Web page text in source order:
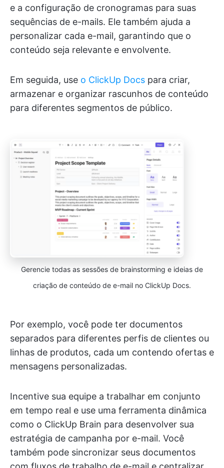
e a configuração de cronogramas para suas
sequências de e-mails. Ele também ajuda a
personalizar cada e-mail, garantindo que o
conteúdo seja relevante e envolvente.
Em seguida, use o ClickUp Docs para criar,
armazenar e organizar rascunhos de conteúdo
para diferentes segmentos de público.
Gerencie todas as sessões de brainstorming e ideias de
criação de conteúdo de e-mail no ClickUp Docs.
Por exemplo, você pode ter documentos
separados para diferentes perfis de clientes ou
linhas de produtos, cada um contendo ofertas e
mensagens personalizadas.
Incentive sua equipe a trabalhar em conjunto
em tempo real e use uma ferramenta dinâmica
como o ClickUp Brain para desenvolver sua
estratégia de campanha por e-mail. Você
também pode sincronizar seus documentos